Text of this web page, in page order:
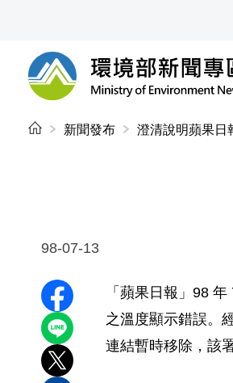
環境部新聞專區
新聞發布 澄清說明蘋果日
98-07-13
分享至 Facebook
分享到 LINE
分享到 X
「蘋果日報」98
之溫度顯示錯誤。
連結暫時移除，該